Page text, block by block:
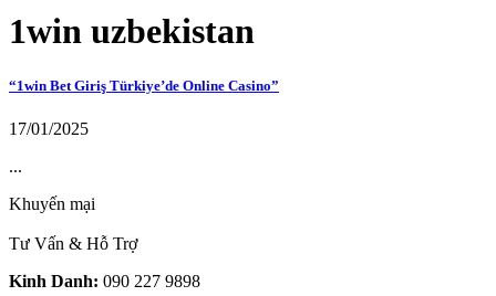
1win uzbekistan
“1win Bet Giriş Türkiye’de Online Casino”
17/01/2025
...
Khuyến mại
Tư Vấn & Hỗ Trợ
Kinh Danh: 090 227 9898